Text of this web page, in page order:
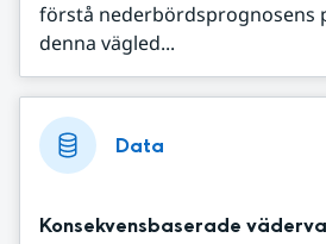
förstå nederbördsprognosens
denna vägled...
Data
Konsekvensbaserade